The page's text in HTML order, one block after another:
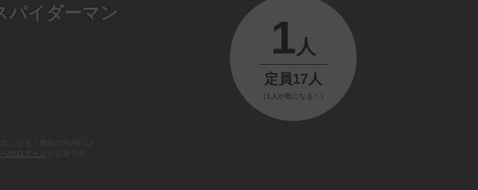
パイダーマン
のログイン
1 人
定員17人
（1人が気になる！）